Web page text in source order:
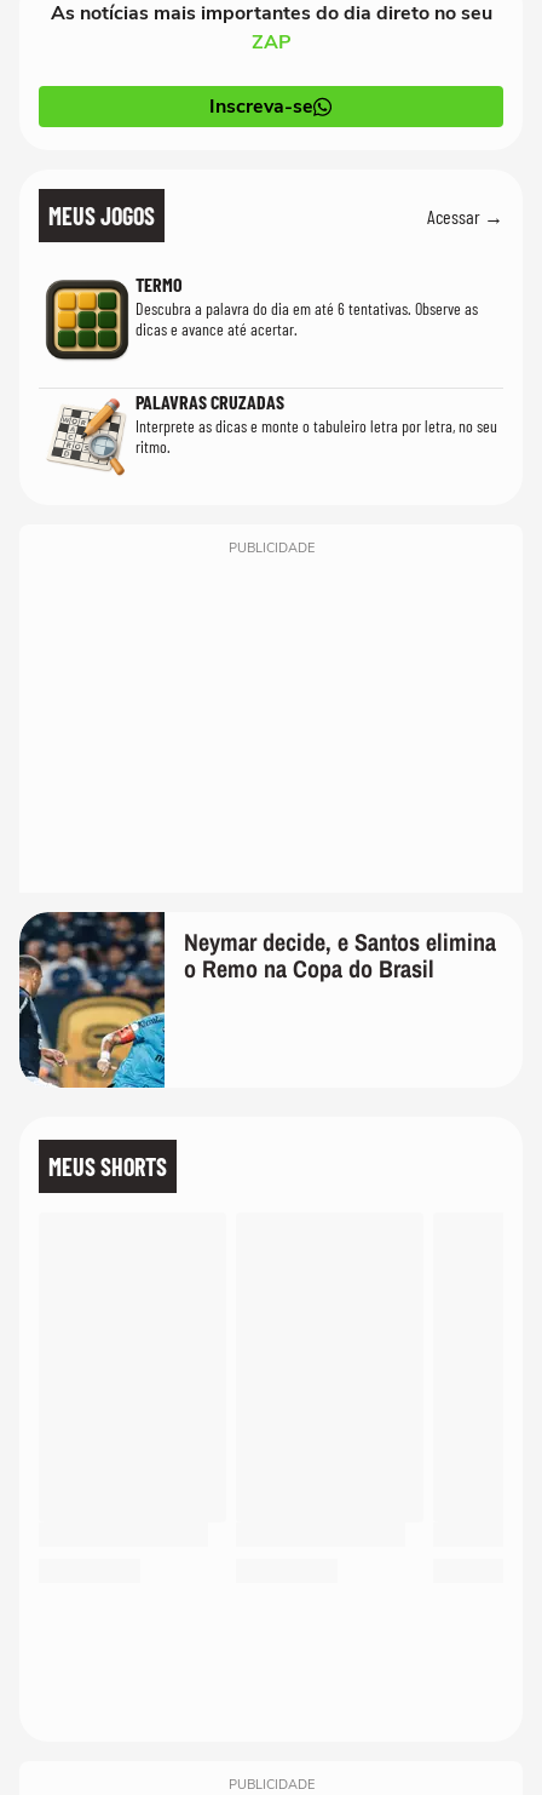
As notícias mais importantes do dia direto no seu
ZAP
Inscreva-se
MEUS JOGOS Acessar →
TERMO
Descubra a palavra do dia em até 6 tentativas. Observe as
dicas e avance até acertar.
PALAVRAS CRUZADAS
Interprete as dicas e monte o tabuleiro letra por letra, no seu
ritmo.
PUBLICIDADE
Neymar decide, e Santos elimina
o Remo na Copa do Brasil
MEUS SHORTS
PUBLICIDADE